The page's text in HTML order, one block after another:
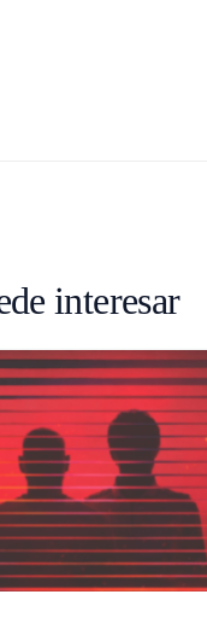
interesar